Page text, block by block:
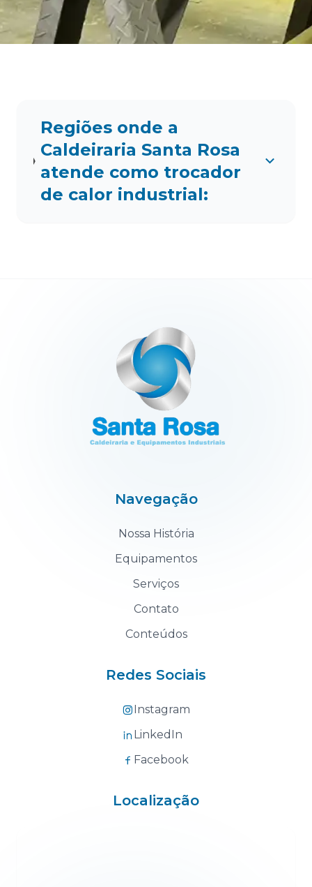
Regiões onde a
Caldeiraria Santa Rosa
atende como trocador
de calor industrial:
Navegação
Nossa História
Equipamentos
Serviços
Contato
Conteúdos
Redes Sociais
Instagram
LinkedIn
Facebook
Localização